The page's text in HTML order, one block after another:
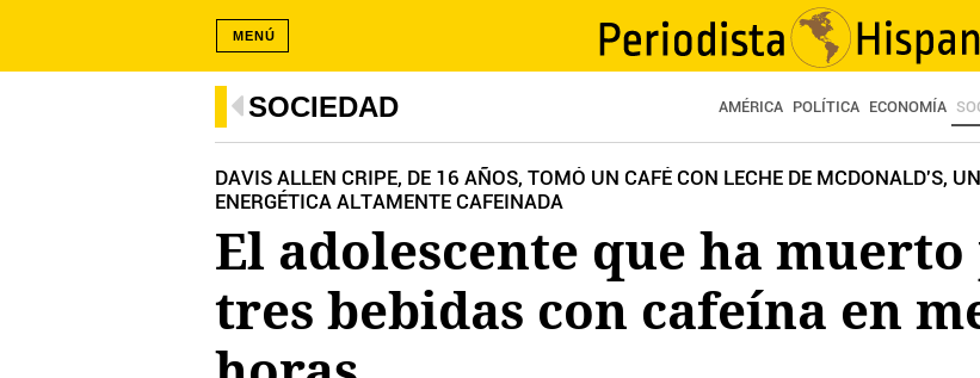
MENÚ
SOCIEDAD AMÉRICA POLÍTICA ECONOMÍA
DAVIS ALLEN CRIPE, DE 16 AÑOS, TOMÓ UN CAFÉ CON LECHE DE MCDONALD'S,
ENERGÉTICA ALTAMENTE CAFEINADA
El adolescente que ha
tres bebidas con cafeína en